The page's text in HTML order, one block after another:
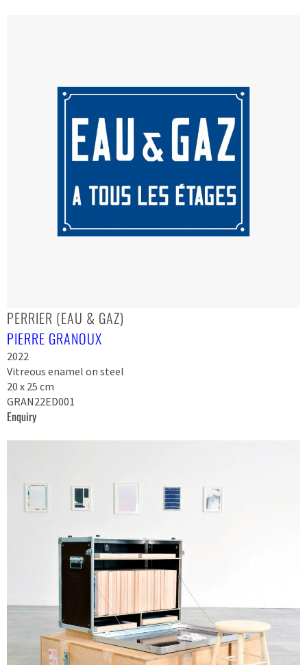
PERRIER (EAU & GAZ)
PIERRE GRANOUX
2022
Vitreous enamel on steel
20 x 25 cm
GRAN22ED001
Enquiry